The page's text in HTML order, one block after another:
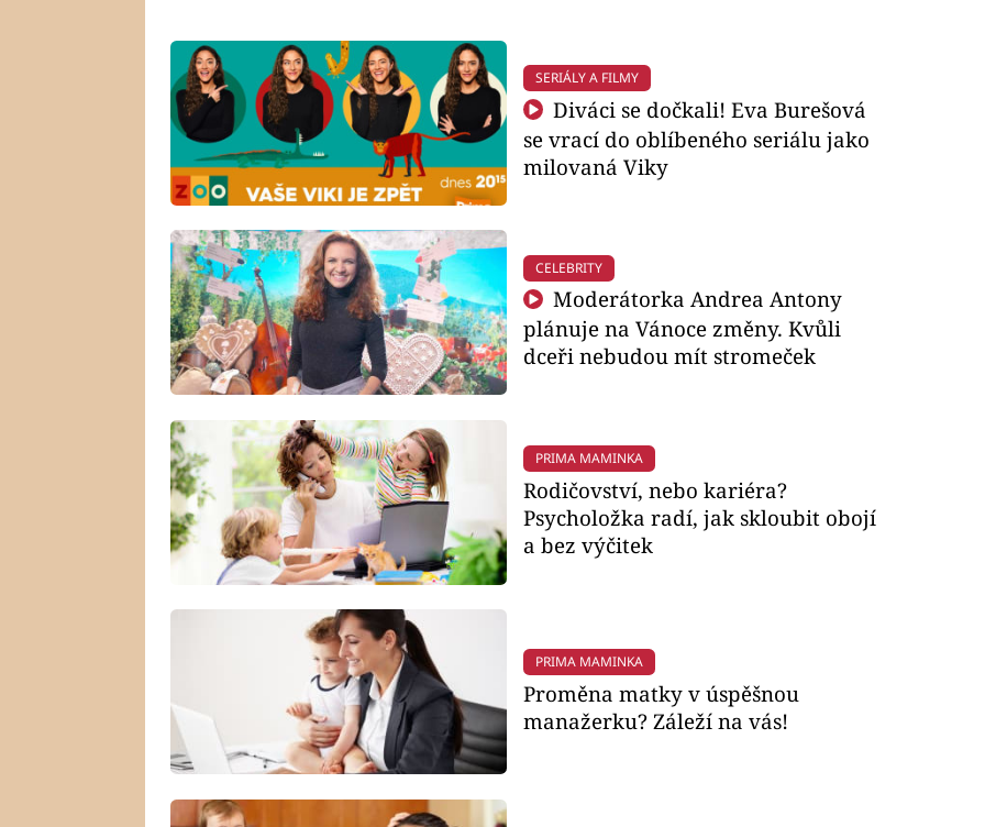
SERIÁLY A FILMY
Diváci se dočkali! Eva Burešová
se vrací do oblíbeného seriálu jako
milovaná Viky
CELEBRITY
Moderátorka Andrea Antony
plánuje na Vánoce změny. Kvůli
dceři nebudou mít stromeček
PRIMA MAMINKA
Rodičovství, nebo kariéra?
Psycholožka radí, jak skloubit obojí
a bez výčitek
PRIMA MAMINKA
Proměna matky v úspěšnou
manažerku? Záleží na vás!